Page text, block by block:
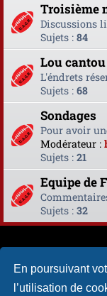
En poursuivant
l’utilisation de
Troisième
Discussions
Sujets : 84
Lou cantou
L'éndrets
Sujets : 68
Sondages
Pour avoir
Modérateur :
Sujets : 21
Equipe de
Sujets : 32
Retour vers le